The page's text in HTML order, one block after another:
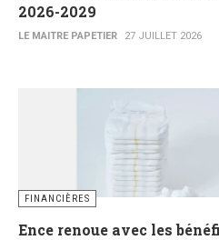
2026-2029
LE MAITRE PAPETIER 27 JUILLET 2026
FINANCIÈRES
Ence renoue avec les